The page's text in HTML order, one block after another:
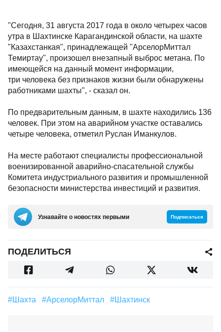
"Сегодня, 31 августа 2017 года в около четырех часов
утра в Шахтинске Карагандинской области, на шахте
"Казахстанкая", принадлежащей "АрселорМиттал
Темиртау", произошел внезапный выброс метана. По
имеющейся на данный момент информации,
три человека без признаков жизни были обнаружены
работниками шахты", - сказал он.
По предварительным данным, в шахте находились 136
человек. При этом на аварийном участке оставались
четыре человека, отметил Руслан Иманкулов.
На месте работают специалисты профессиональной
военизированной аварийно-спасательной службы
Комитета индустриального развития и промышленной
безопасности министерства инвестиций и развития.
Узнавайте о новостях первыми Подписаться
ПОДЕЛИТЬСЯ
#Шахта #АрселорМиттал #Шахтинск